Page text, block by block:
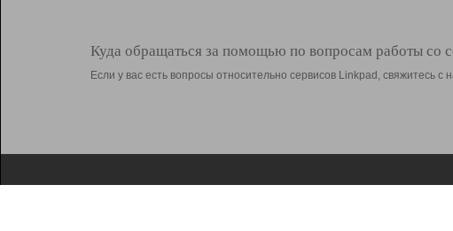
Куда обращаться за помощью по вопросам работы со
Если у вас есть вопросы относительно сервисов Linkpad,